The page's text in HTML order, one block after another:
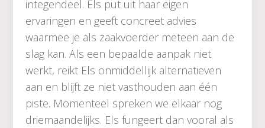
integendeel. Els put uit haar eigen
ervaringen en geeft concreet advies
waarmee je als zaakvoerder meteen aan de
slag kan. Als een bepaalde aanpak niet
werkt, reikt Els onmiddellijk alternatieven
aan en blijft ze niet vasthouden aan één
piste. Momenteel spreken we elkaar nog
driemaandelijks. Els fungeert dan vooral als